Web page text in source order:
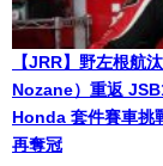
【JRR】野左根航
Nozane）重返
Honda 套件賽車挑
再奪冠